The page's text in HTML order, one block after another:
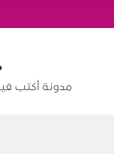
مدونة أكتب